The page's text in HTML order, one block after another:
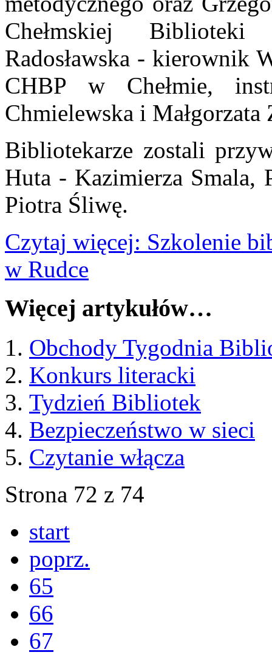
Chełmskiej
Radosławska - kierownik
CHBP w Chełmie,
Chmielewska i Małgorzata
Bibliotekarze zostali
Huta - Kazimierza Smala,
Piotra Śliwę.
Czytaj więcej: Szkolenie
w Rudce
Więcej artykułów…
Obchody Tygodnia
Konkurs literacki
Tydzień Bibliotek
Bezpieczeństwo w sieci
Czytanie włącza
Strona 72 z 74
start
poprz.
65
66
67